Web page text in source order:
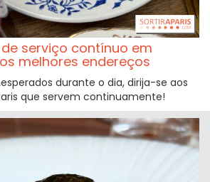
serviço contínuo em
melhores endereços
durante o dia, dirija-se aos
que servem continuamente!